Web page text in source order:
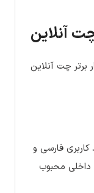
آنلاین
برتر چت آنلاین
فارسی و
داخلی محبوب